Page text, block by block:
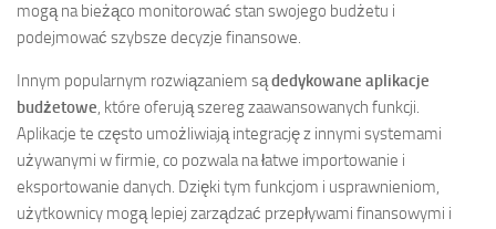
mogą na bieżąco monitorować stan swojego budżetu i
podejmować szybsze decyzje finansowe.
Innym popularnym rozwiązaniem sądedykowane aplikacje
budżetowe, które oferują szereg zaawansowanych funkcji.
Aplikacje te często umożliwiają integrację z innymi systemami
używanymi w firmie, co pozwala na łatwe importowanie i
eksportowanie danych. Dzięki tym funkcjom i usprawnieniom,
użytkownicy mogą lepiej zarządzać przepływami finansowymi i